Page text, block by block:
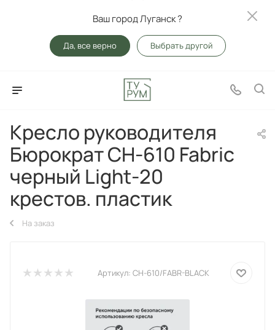
Ваш город Луганск ?
Да, все верно Выбрать другой
Кресло руководителя
Бюрократ CH-610 Fabric
черный Light-20
крестов. пластик
На заказ
Артикул: CH-610/FABR-BLACK